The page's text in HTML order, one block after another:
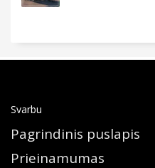
Svarbu
Pagrindinis puslapis
Prieinamumas